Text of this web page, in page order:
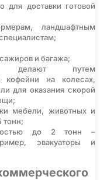
для доставки готовой
ландшафтным
и багажа;
путем
кофейни на колесах,
для оказания скорой
мебели, животных и
тонн;
до 2 тонн –
эвакуаторы и